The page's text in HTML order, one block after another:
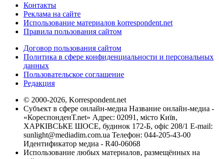
Контакты
Реклама на сайте
Использование материалов korrespondent.net
Правила пользования сайтом
Договор пользования сайтом
Политика в сфере конфиденциальности и персональных
данных
Пользовательское соглашение
Редакция
© 2000-2026, Korrespondent.net
Субъект в сфере онлайн-медиа Название онлайн-медиа -
«КореспонденТ.net» Адрес: 02091, місто Київ,
ХАРКІВСЬКЕ ШОСЕ, будинок 172-Б, офіс 208/1 E-mail:
sunlight@mediadim.com.ua Телефон: 044-205-43-00
Идентификатор медиа - R40-06068
Использование любых материалов, размещённых на